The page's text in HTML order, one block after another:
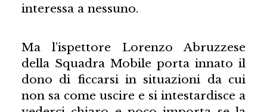
interessa a nessuno.
Ma l’ispettore Lorenzo Abruzzese
della Squadra Mobile porta innato il
dono di ficcarsi in situazioni da cui
non sa come uscire e si intestardisce a